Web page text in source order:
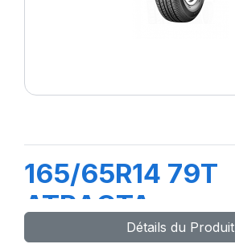
165/65R14 79T
ATRACTA
Détails du Produit